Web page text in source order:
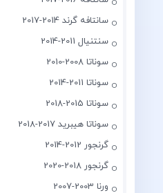
سانتافه گرند 2014-2017
سنتنیال 2011-2014
سوناتا 2008-2010
سوناتا 2011-2014
سوناتا 2015-2018
سوناتا هیبرید 2017-2018
گرنجور 2012-2014
گرنجور 2018-2020
ورنا 2003-2007